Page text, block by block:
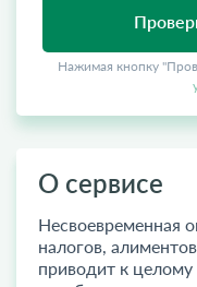
Нажимая кнопку
О сервисе
Несвоевременная
налогов,
приводит к